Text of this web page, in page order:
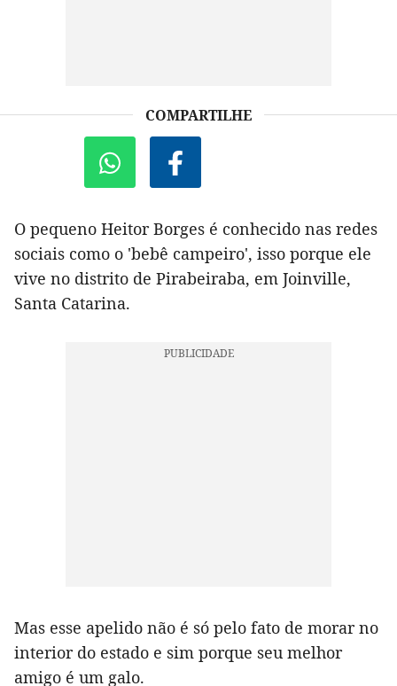
COMPARTILHE
O pequeno Heitor Borges é conhecido nas redes
sociais como o 'bebê campeiro', isso porque ele
vive no distrito de Pirabeiraba, em Joinville,
Santa Catarina.
Mas esse apelido não é só pelo fato de morar no
interior do estado e sim porque seu melhor
amigo é um galo.